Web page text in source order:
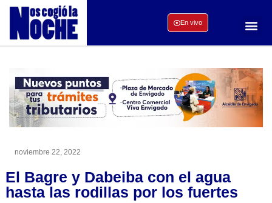
En vivo
noviembre 22, 2022
El Bagre y Dabeiba con el agua
hasta las rodillas por los fuertes